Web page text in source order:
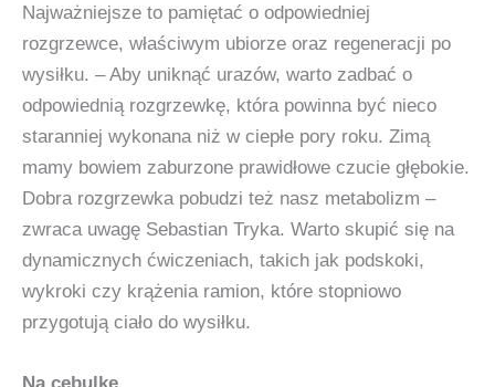
Najważniejsze to pamiętać o odpowiedniej
rozgrzewce, właściwym ubiorze oraz regeneracji po
wysiłku. – Aby uniknąć urazów, warto zadbać o
odpowiednią rozgrzewkę, która powinna być nieco
staranniej wykonana niż w ciepłe pory roku. Zimą
mamy bowiem zaburzone prawidłowe czucie głębokie.
Dobra rozgrzewka pobudzi też nasz metabolizm –
zwraca uwagę Sebastian Tryka. Warto skupić się na
dynamicznych ćwiczeniach, takich jak podskoki,
wykroki czy krążenia ramion, które stopniowo
przygotują ciało do wysiłku.